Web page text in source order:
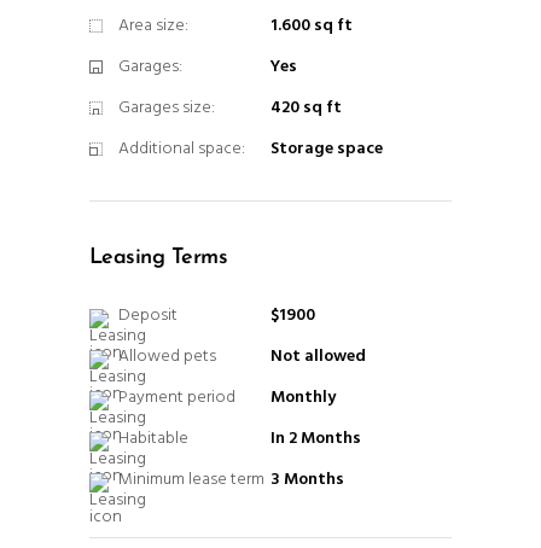
Area size:
1.600 sq ft
Garages:
Yes
Garages size:
420 sq ft
Additional space:
Storage space
Leasing Terms
Deposit
$1900
Allowed pets
Not allowed
Payment period
Monthly
Habitable
In 2 Months
Minimum lease term 3 Months